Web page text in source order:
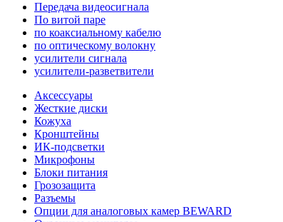
Передача видеосигнала
По витой паре
по коаксиальному кабелю
по оптическому волокну
усилители сигнала
усилители-разветвители
Аксессуары
Жесткие диски
Кожуха
Кронштейны
ИК-подсветки
Микрофоны
Блоки питания
Грозозащита
Разъемы
Опции для аналоговых камер BEWARD